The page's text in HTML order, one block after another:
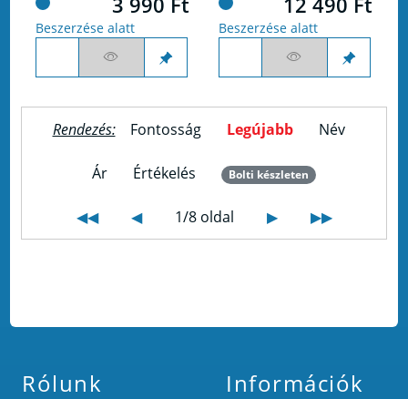
Beszerzése alatt Beszerzése alatt
Rendezés: Fontosság Legújabb Név
Ár Értékelés Bolti készleten
◀◀ ◀ 1/8 oldal ▶ ▶▶
Rólunk Információk